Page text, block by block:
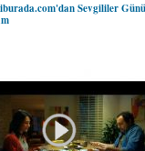
Sevgililer